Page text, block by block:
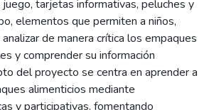
tarjetas informativas, peluches y
elementos que permiten a niños,
de manera crítica los empaques
y comprender su información
del proyecto se centra en aprender a
alimenticios mediante
y participativas, fomentando